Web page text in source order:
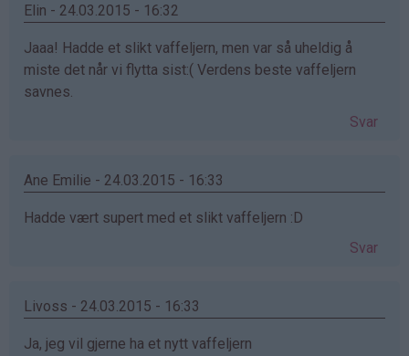
Elin - 24.03.2015 - 16:32
Jaaa! Hadde et slikt vaffeljern, men var så uheldig å
miste det når vi flytta sist:( Verdens beste vaffeljern
savnes.
Svar
Ane Emilie - 24.03.2015 - 16:33
Hadde vært supert med et slikt vaffeljern :D
Svar
Livoss - 24.03.2015 - 16:33
Ja, jeg vil gjerne ha et nytt vaffeljern